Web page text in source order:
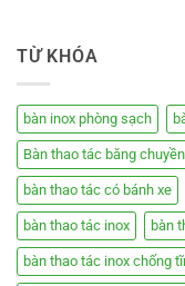
TỪ KHÓA
bàn inox phòng sạch
Bàn thao tác băng chuyền
bàn thao tác có bánh xe
bàn thao tác inox bàn
bàn thao tác inox chống